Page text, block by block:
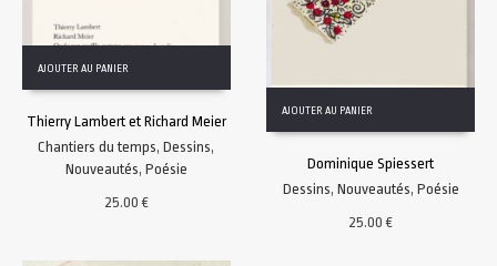
AJOUTER AU PANIER
Thierry Lambert et Richard Meier
Chantiers du temps,Dessins,
Nouveautés, Poésie
25.00€
AJOUTER AU PANIER
Dominique Spiessert
Dessins, Nouveautés, Poésie
25.00€